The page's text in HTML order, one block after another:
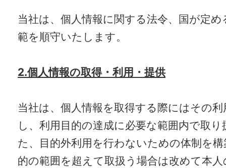
当社は、個人情報に関する法令、国が定
範を順守いたします。
2.個人情報の取得・利用・提供
当社は、個人情報を取得する際にはその
し、利用目的の達成に必要な範囲内で取
た、目的外利用を行わないための体制を
的の範囲を超えて取扱う場合は改めて本